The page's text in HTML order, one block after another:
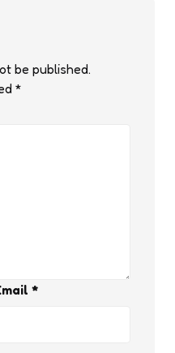
be published.
*
*